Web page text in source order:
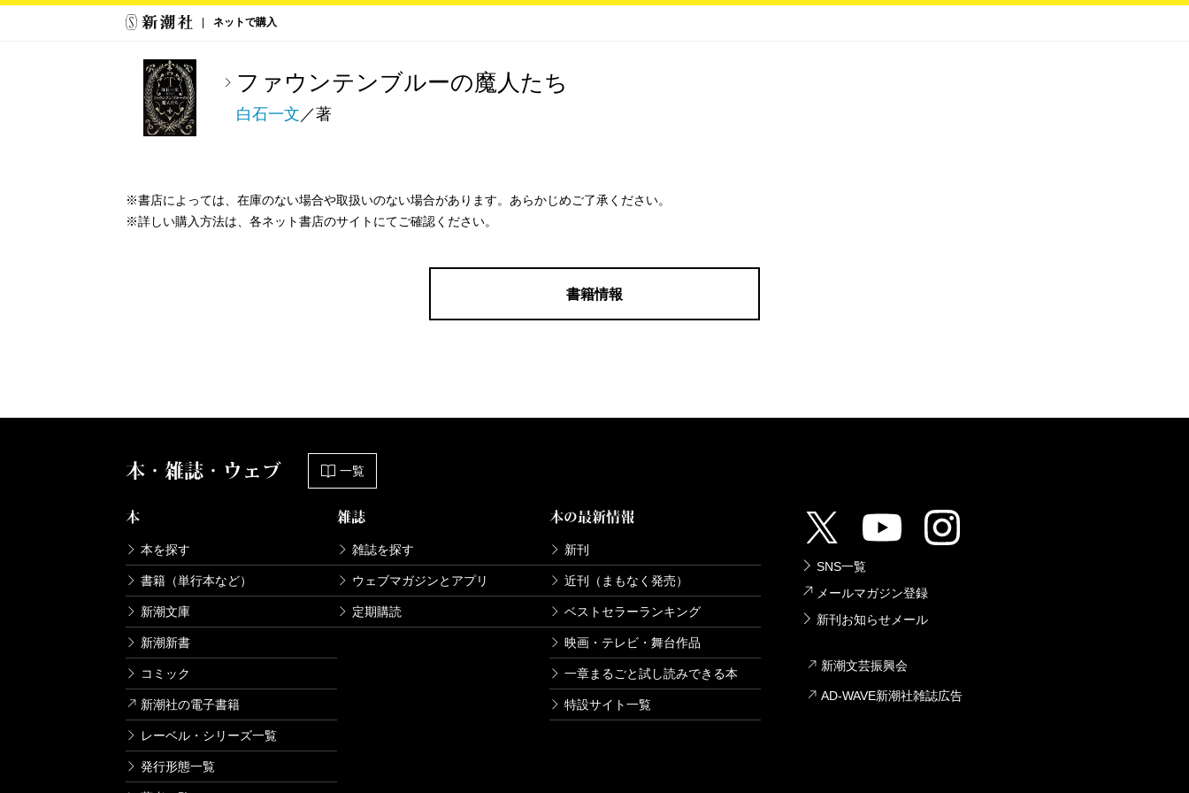
ネットで購入
ファウンテンブルーの魔人たち
白石一文 ／著
※書店によっては、在庫のない場合や取扱いのない場合があります。あらかじめご了承ください。
※詳しい購入方法は、各ネット書店のサイトにてご確認ください。
書籍情報
本・雑誌・ウェブ 一覧
本
本を探す
書籍（単行本など）
新潮文庫
新潮新書
コミック
新潮社の電子書籍
レーベル・シリーズ一覧
発行形態一覧
雑誌
雑誌を探す
ウェブマガジンとアプリ
定期購読
本の最新情報
新刊
近刊（まもなく発売）
ベストセラーランキング
映画・テレビ・舞台作品
一章まるごと試し読みできる本
特設サイト一覧
SNS一覧
メールマガジン登録
新刊お知らせメール
新潮文芸振興会
AD-WAVE新潮社雑誌広告